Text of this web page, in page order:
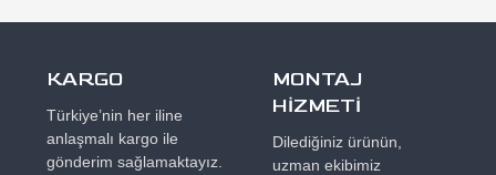
KARGO
Türkiye’nin her iline
anlaşmalı kargo ile
gönderim sağlamaktayız.
MONTAJ
HİZMETİ
Dilediğiniz ürünün,
uzman ekibimiz